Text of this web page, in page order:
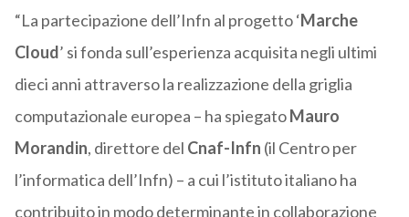
“La partecipazione dell’Infn al progetto ‘Marche
Cloud’ si fonda sull’esperienza acquisita negli ultimi
dieci anni attraverso la realizzazione della griglia
computazionale europea – ha spiegatoMauro
Morandin, direttore del Cnaf-Infn (il Centro per
l’informatica dell’Infn) – a cui l’istituto italiano ha
contribuito in modo determinante in collaborazione